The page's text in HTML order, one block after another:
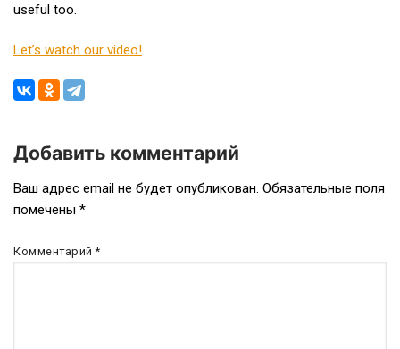
useful too.
Let’s watch our video!
Навигация
по
записям
Добавить комментарий
Ваш адрес email не будет опубликован. Обязательные поля
помечены *
Комментарий*